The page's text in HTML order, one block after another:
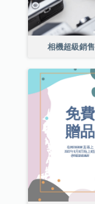
相機超級銷售